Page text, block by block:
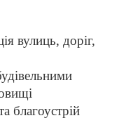
вулиць, доріг,
благоустрій